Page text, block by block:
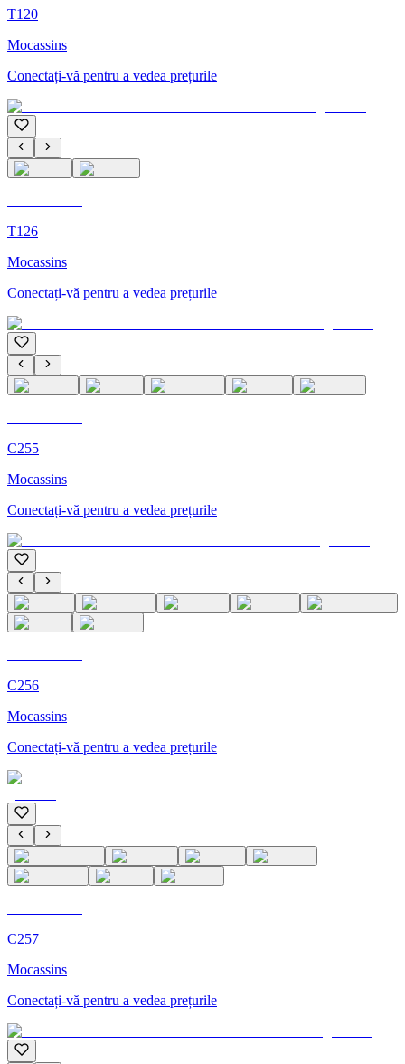
T120
Mocassins
Conectați-vă pentru a vedea prețurile
T126
Mocassins
Conectați-vă pentru a vedea prețurile
C255
Mocassins
Conectați-vă pentru a vedea prețurile
C256
Mocassins
Conectați-vă pentru a vedea prețurile
C257
Mocassins
Conectați-vă pentru a vedea prețurile